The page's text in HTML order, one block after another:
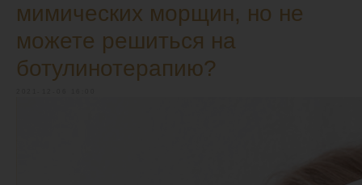
мимических морщин, но не
можете решиться на
ботулинотерапию?